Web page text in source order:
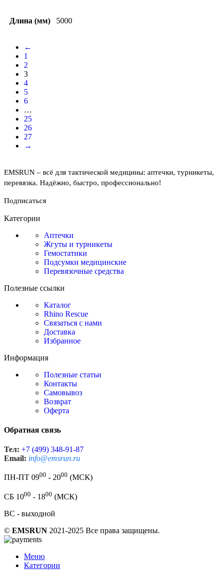
Длина (мм) 5000
←
1
2
3
4
5
6
…
25
26
27
→
EMSRUN – всё для тактической медицины: аптечки, турникеты,
перевязка. Надёжно, быстро, профессионально!
Подписаться
Категории
Аптечки
Жгуты и турникеты
Гемостатики
Подсумки медицинские
Перевязочные средства
Полезные ссылки
Каталог
Rhino Rescue
Связаться с нами
Доставка
Избранное
Информация
Полезные статьи
Контакты
Самовывоз
Возврат
Оферта
Обратная связь
Тел: +7 (499) 348-91-87
Email: info@emsrun.ru
ПН-ПТ 0900 - 2000 (МСК)
СБ 1000 - 1800 (МСК)
ВС - выходной
© EMSRUN 2021-2025 Все права защищены.
Меню
Категории